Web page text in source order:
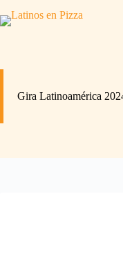
al
contenido
Gira Latinoamérica